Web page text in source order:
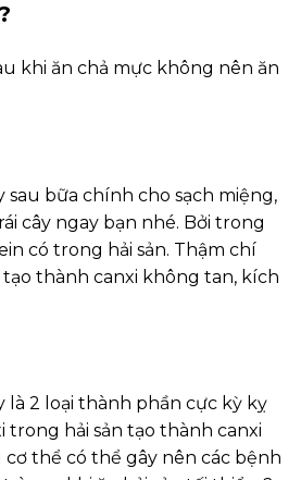
khi ăn chả mực không nên ăn
bữa chính cho sạch miệng,
cây ngay bạn nhé. Bởi trong
có trong hải sản. Thậm chí
thành canxi không tan, kích
là 2 loại thành phần cực kỳ kỵ
trong hải sản tạo thành canxi
thể có thể gây nên các bệnh